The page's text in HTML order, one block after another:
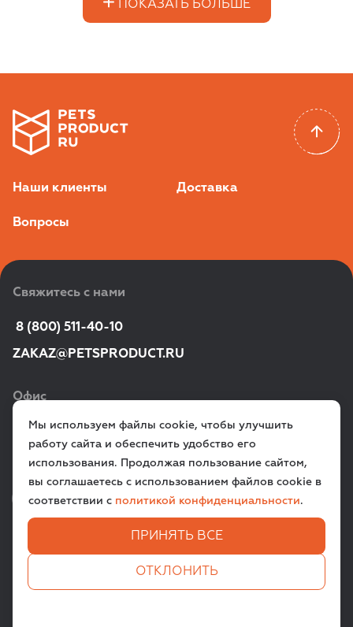
ПОКАЗАТЬ БОЛЬШЕ
Наши клиенты Доставка
Вопросы
Свяжитесь с нами
8 (800) 511-40-10
ZAKAZ@PETSPRODUCT.RU
Офис
г. Санкт‑Петербург,
ул. Всеволода Вишневского, д. 12a
VK TG
Мы используем файлы cookie, чтобы улучшить
работу сайта и обеспечить удобство его
использования. Продолжая пользование сайтом,
вы соглашаетесь с использованием файлов cookie в
соответствии с политикой конфиденциальности.
ПРИНЯТЬ ВСЕ
ОТКЛОНИТЬ